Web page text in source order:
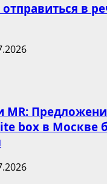
в
box в Москве